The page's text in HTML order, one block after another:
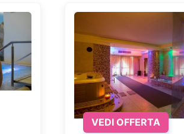
VEDI OFFERTA